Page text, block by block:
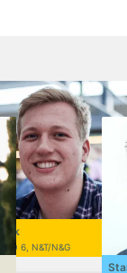
Niek
VWO 6, N&T/N&G